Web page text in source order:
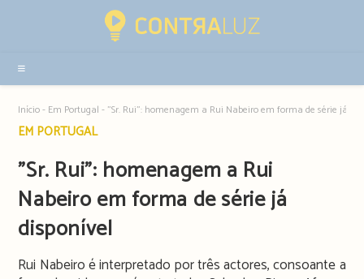
sidebar
Início- Em Portugal - ”Sr. Rui”: homenagem a Rui Nabeiro em forma de série já
Post
EM PORTUGAL
”Sr. Rui”: homenagem a Rui
Nabeiro em forma de série já
disponível
Rui Nabeiro é interpretado por três actores, consoante a